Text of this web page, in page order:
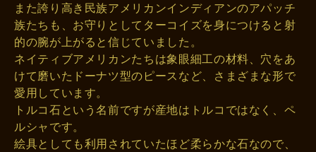
また誇り高き民族アメリカンインディアンのアパッチ
族たちも、お守りとしてターコイズを身につけると射
的の腕が上がると信じていました。
ネイティブアメリカンたちは象眼細工の材料、穴をあ
けて磨いたドーナツ型のピースなど、さまざまな形で
愛用しています。
トルコ石という名前ですが産地はトルコではなく、ペ
ルシャです。
絵具としても利用されていたほど柔らかな石なので、